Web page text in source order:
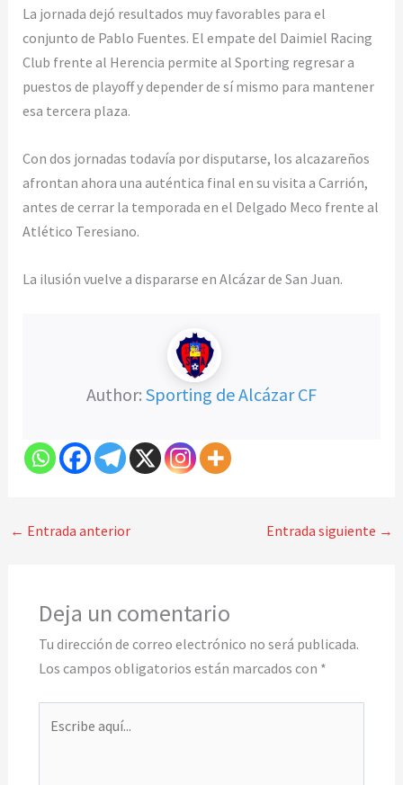
La jornada dejó resultados muy favorables para el
conjunto de Pablo Fuentes. El empate del Daimiel Racing
Club frente al Herencia permite al Sporting regresar a
puestos de playoff y depender de sí mismo para mantener
esa tercera plaza.
Con dos jornadas todavía por disputarse, los alcazareños
afrontan ahora una auténtica final en su visita a Carrión,
antes de cerrar la temporada en el Delgado Meco frente al
Atlético Teresiano.
La ilusión vuelve a dispararse en Alcázar de San Juan.
Author: Sporting de Alcázar CF
← Entrada anterior Entrada siguiente →
Deja un comentario
Tu dirección de correo electrónico no será publicada.
Los campos obligatorios están marcados con *